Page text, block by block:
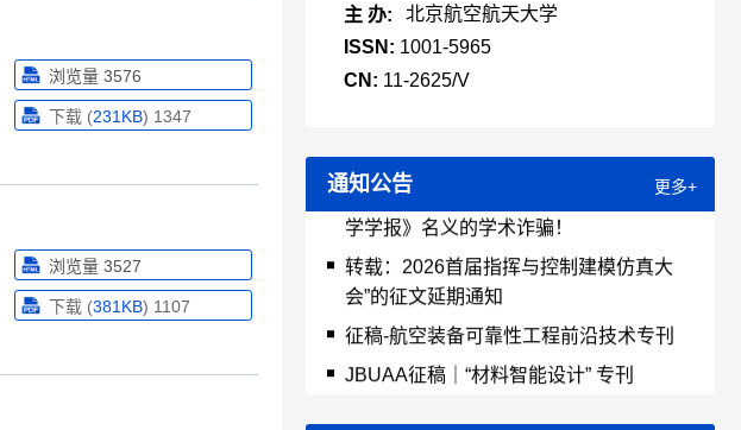
浏览量 3576
下载 (231KB) 1347
浏览量 3527
下载 (381KB) 1107
主 办:
北京航空航天大学
ISSN: 1001-5965
CN: 11-2625/V
通知公告 更多+
学学报》名义的学术诈骗！
转载：2026首届指挥与控制建模仿真大
会”的征文延期通知
征稿-航空装备可靠性工程前沿技术专刊
JBUAA征稿｜“材料智能设计” 专刊